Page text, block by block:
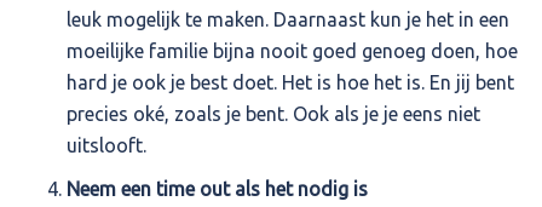
leuk mogelijk te maken. Daarnaast kun je het in een
moeilijke familie bijna nooit goed genoeg doen, hoe
hard je ook je best doet. Het is hoe het is. En jij bent
precies oké, zoals je bent. Ook als je je eens niet
uitslooft.
Neem een time out als het nodig is